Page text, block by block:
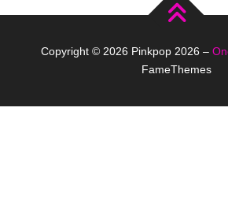
Copyright © 2026 Pinkpop 2026 –
FameThemes